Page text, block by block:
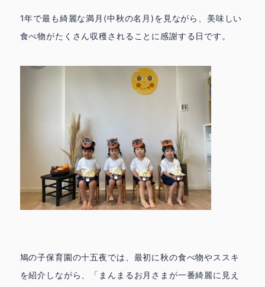
1年で最も綺麗な満月(中秋の名月)を見ながら、美味しい
食べ物がたくさん収穫されることに感謝する日です。
鳩の子保育園の十五夜では、最初に秋の食べ物やススキ
を紹介しながら、「まんまるお月さまが一番綺麗に見え